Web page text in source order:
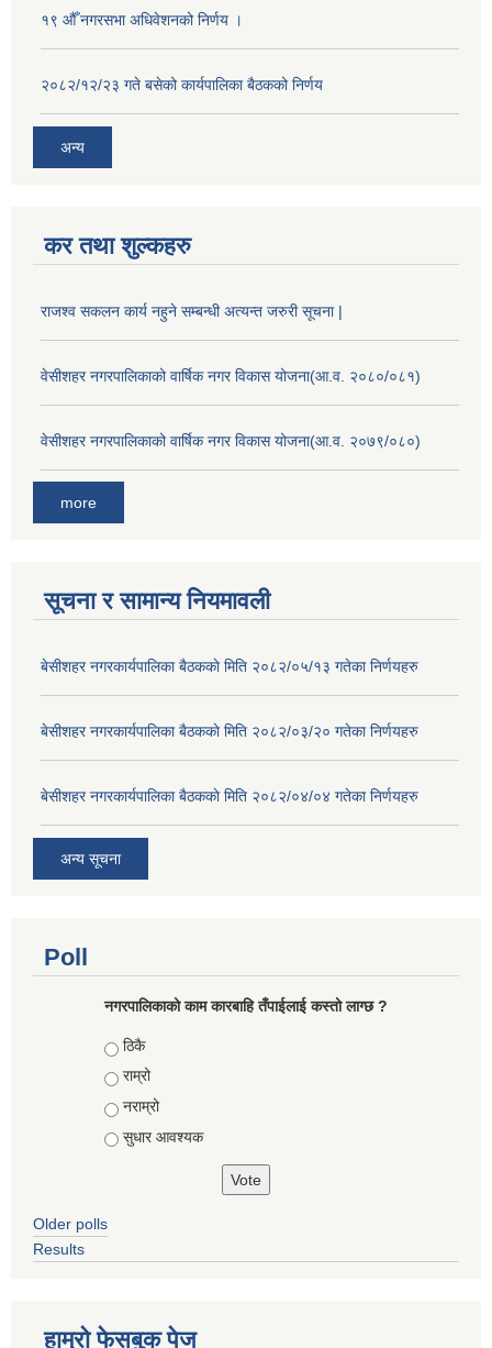
१९ औँ नगरसभा अधिवेशनको निर्णय ।
२०८२/१२/२३ गते बसेको कार्यपालिका बैठकको निर्णय
अन्य
कर तथा शुल्कहरु
राजश्व सकलन कार्य नहुने सम्बन्धी अत्यन्त जरुरी सूचना |
वेसीशहर नगरपालिकाको वार्षिक नगर विकास योजना(आ.व. २०८०/०८१)
वेसीशहर नगरपालिकाको वार्षिक नगर विकास योजना(आ.व. २०७९/०८०)
more
सूचना र सामान्य नियमावली
बे‍‍सीशहर नगरकार्यपालिका बैठककाे मिति २०८२/०५/१३ गतेका निर्णयहरु
बे‍‍सीशहर नगरकार्यपालिका बैठककाे मिति २०८२/०३/२० गतेका निर्णयहरु
बे‍‍सीशहर नगरकार्यपालिका बैठककाे मिति २०८२/०४/०४ गतेका निर्णयहरु
अन्य सूचना
Poll
नगरपालिकाको काम कारबाहि तँपाईलाई कस्तो लाग्छ ?
Choices
ठिकै
राम्रो
नराम्रो
सुधार आवश्यक
Older polls
Results
हाम्रो फेसबुक पेज